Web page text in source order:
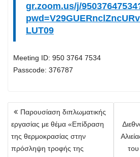
gr.zoom.us/j/
LUT09
Meeting ID: 950 3764 7534
Passcode: 376787
Πλοήγηση
άρθρων
Παρουσίαση διπλωματικής
εργασίας με θέμα «Επίδραση
της θερμοκρασίας στην
πρόσληψη τροφής της